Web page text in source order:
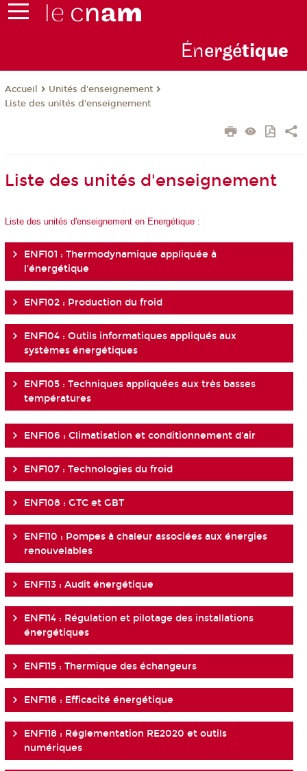
Énergétique
Accueil
Unités d'enseignement
Liste des unités d'enseignement
Liste des unités d'enseignement
Liste des unités d'enseignement en Energétique :
ENF101 : Thermodynamique appliquée à
l'énergétique
ENF102 : Production du froid
ENF104 : Outils informatiques appliqués aux
systèmes énergétiques
ENF105 : Techniques appliquées aux très basses
températures
ENF106 : Climatisation et conditionnement d'air
ENF107 : Technologies du froid
ENF108 : GTC et GBT
ENF110 : Pompes à chaleur associées aux énergies
renouvelables
ENF113 : Audit énergétique
ENF114 : Régulation et pilotage des installations
énergétiques
ENF115 : Thermique des échangeurs
ENF116 : Efficacité énergétique
ENF118 : Réglementation RE2020 et outils
numériques